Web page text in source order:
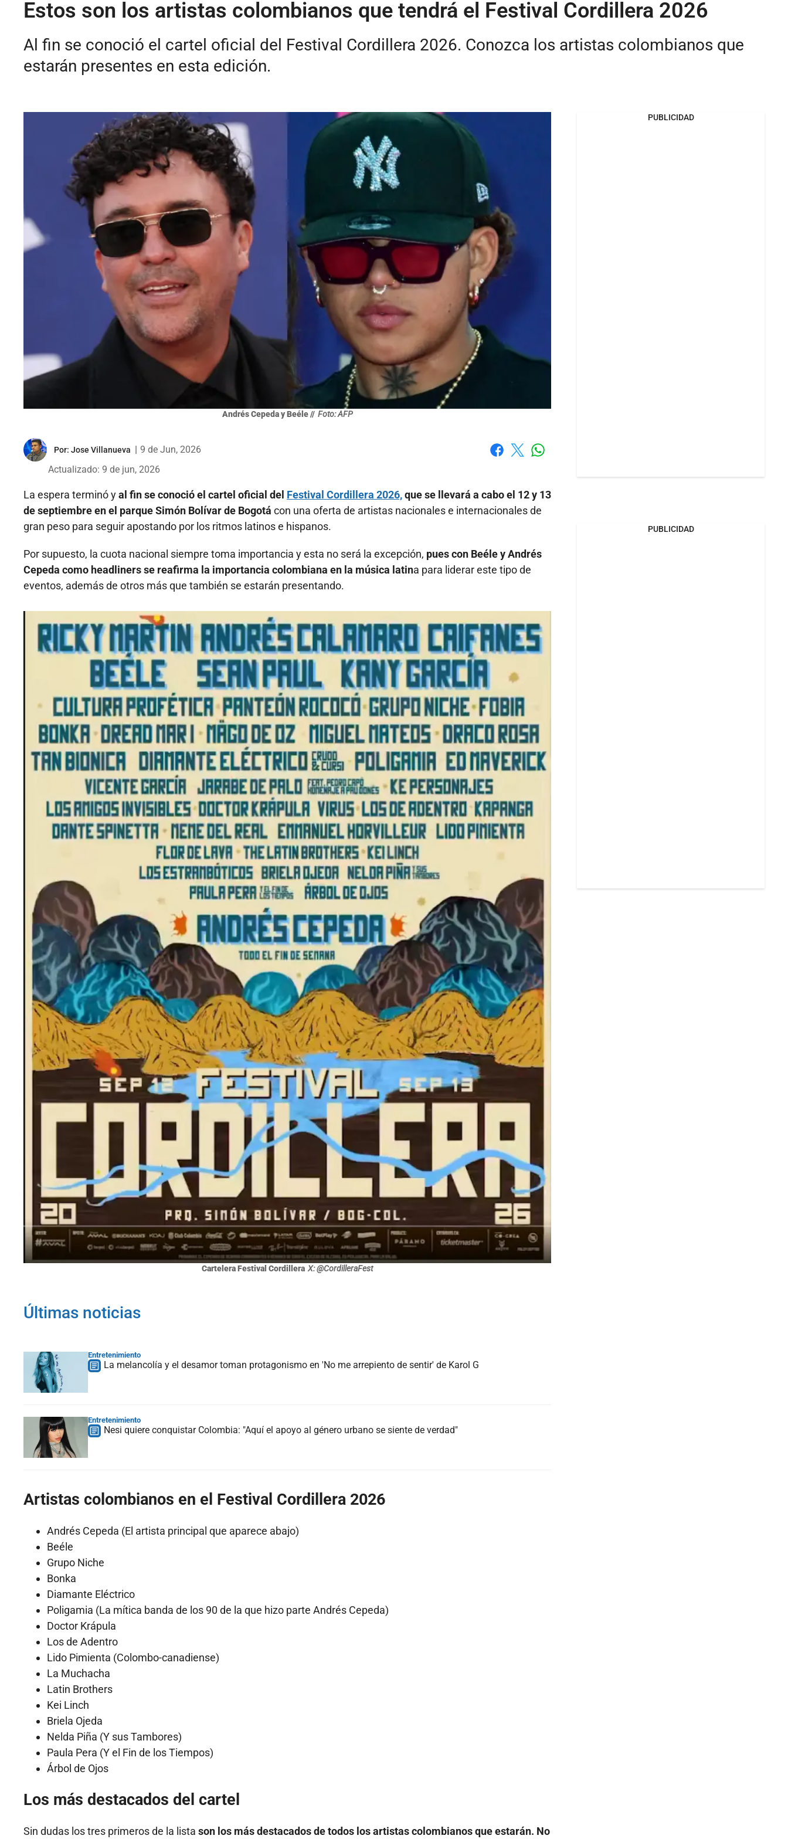
Estos son los artistas colombianos que tendrá el Festival Cordillera 2026
Al fin se conoció el cartel oficial del Festival Cordillera 2026. Conozca los artistas colombianos que
estarán presentes en esta edición.
Andrés Cepeda y Beéle // Foto: AFP
Por: Jose Villanueva
9 de Jun, 2026
Actualizado: 9 de jun, 2026
La espera terminó yal fin se conoció el cartel oficial del Festival Cordillera 2026,que se llevará a cabo el 12 y 13
de septiembre en el parque Simón Bolívar de Bogotá con una oferta de artistas nacionales e internacionales de
gran peso para seguir apostando por los ritmos latinos e hispanos.
Por supuesto, la cuota nacional siempre toma importancia y esta no será la excepción, pues con Beéle y Andrés
Cepeda como headliners se reafirma la importancia colombiana en la música latina para liderar este tipo de
eventos, además de otros más que también se estarán presentando.
Cartelera Festival Cordillera X: @CordilleraFest
Últimas noticias
Entretenimiento
La melancolía y el desamor toman protagonismo en 'No me arrepiento de sentir' de Karol G
Entretenimiento
Nesi quiere conquistar Colombia: "Aquí el apoyo al género urbano se siente de verdad"
Artistas colombianos en el Festival Cordillera 2026
Andrés Cepeda (El artista principal que aparece abajo)
Beéle
Grupo Niche
Bonka
Diamante Eléctrico
Poligamia (La mítica banda de los 90 de la que hizo parte Andrés Cepeda)
Doctor Krápula
Los de Adentro
Lido Pimienta (Colombo-canadiense)
La Muchacha
Latin Brothers
Kei Linch
Briela Ojeda
Nelda Piña (Y sus Tambores)
Paula Pera (Y el Fin de los Tiempos)
Árbol de Ojos
Los más destacados del cartel
Sin dudas los tres primeros de la lista son los más destacados de todos los artistas colombianos que estarán. No
PUBLICIDAD
PUBLICIDAD